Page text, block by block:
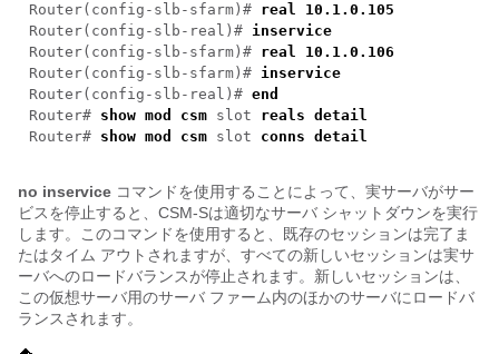
Router(config-slb-sfarm)# real 10.1.0.105
Router(config-slb-real)# inservice
Router(config-slb-sfarm)# real 10.1.0.106
Router(config-slb-sfarm)# inservice
Router(config-slb-real)# end
Router# show mod csm slot reals detail
Router# show mod csm slot conns detail
no inservice コマンドを使用することによって、実サーバがサー
ビスを停止すると、CSM-Sは適切なサーバ シャットダウンを実行
します。このコマンドを使用すると、既存のセッションは完了ま
たはタイム アウトされますが、すべての新しいセッションは実サ
ーバへのロードバランスが停止されます。新しいセッションは、
この仮想サーバ用のサーバ ファーム内のほかのサーバにロードバ
ランスされます。